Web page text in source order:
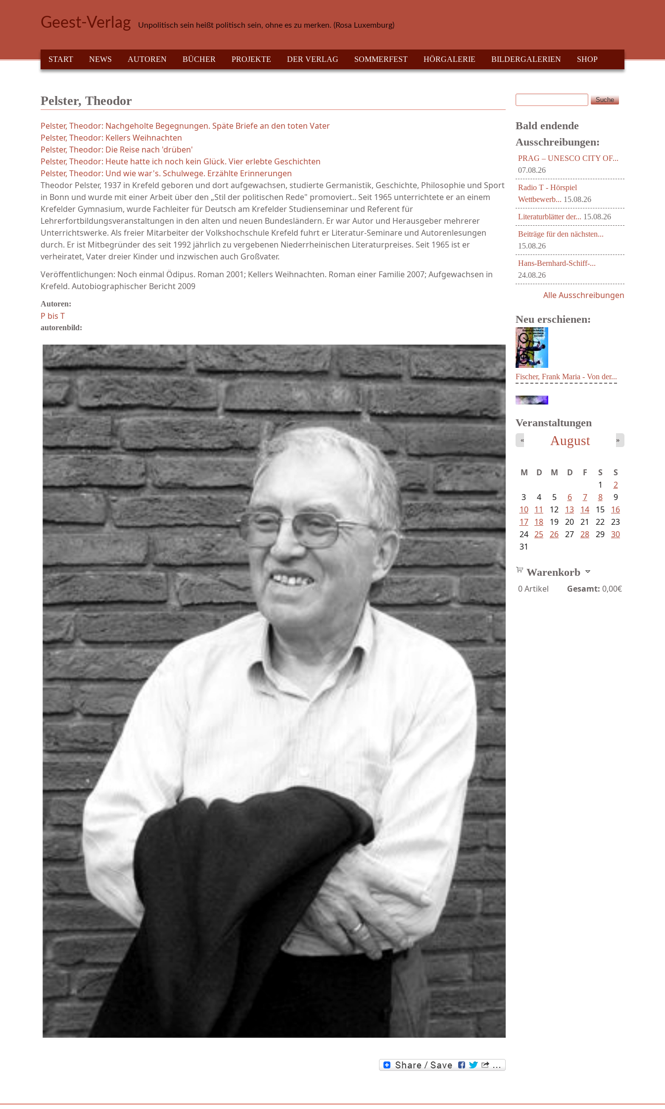
Geest-Verlag Unpolitisch sein heißt politisch sein, ohne es zu merken. (Rosa Luxemburg)
HAUPTMENÜ
START NEWS AUTOREN BÜCHER PROJEKTE DER VERLAG SOMMERFEST HÖRGALERIE BILDERGALERIEN SHOP
Pelster, Theodor
Pelster, Theodor: Nachgeholte Begegnungen. Späte Briefe an den toten Vater
Pelster, Theodor: Kellers Weihnachten
Pelster, Theodor: Die Reise nach 'drüben'
Pelster, Theodor: Heute hatte ich noch kein Glück. Vier erlebte Geschichten
Pelster, Theodor: Und wie war's. Schulwege. Erzählte Erinnerungen
Theodor Pelster, 1937 in Krefeld geboren und dort aufgewachsen, studierte Germanistik, Geschichte, Philosophie und Sport
in Bonn und wurde mit einer Arbeit über den „Stil der politischen Rede" promoviert.. Seit 1965 unterrichtete er an einem
Krefelder Gymnasium, wurde Fachleiter für Deutsch am Krefelder Studienseminar und Referent für
Lehrerfortbildungsveranstaltungen in den alten und neuen Bundesländern. Er war Autor und Herausgeber mehrerer
Unterrichtswerke. Als freier Mitarbeiter der Volkshochschule Krefeld fuhrt er Literatur-Seminare und Autorenlesungen
durch. Er ist Mitbegründer des seit 1992 jährlich zu vergebenen Niederrheinischen Literaturpreises. Seit 1965 ist er
verheiratet, Vater dreier Kinder und inzwischen auch Großvater.
Veröffentlichungen: Noch einmal Ödipus. Roman 2001; Kellers Weihnachten. Roman einer Familie 2007; Aufgewachsen in
Krefeld. Autobiographischer Bericht 2009
Autoren:
P bis T
autorenbild:
Suchformular
Suche
Bald endende
Ausschreibungen:
PRAG – UNESCO CITY OF...
07.08.26
Radio T - Hörspiel
Wettbewerb... 15.08.26
Literaturblätter der... 15.08.26
Beiträge für den nächsten...
15.08.26
Hans-Bernhard-Schiff-...
24.08.26
Alle Ausschreibungen
Neu erschienen:
Fischer, Frank Maria - Von der...
Veranstaltungen
August
« »
M D M D F S
S
1
2
3
4 5 6 7 8
9
10
11 12 13 14 15
16
17
18 19 20 21 22 23
24 25 26 27 28 29 30
31
Warenkorb
0Artikel Gesamt: 0,00€